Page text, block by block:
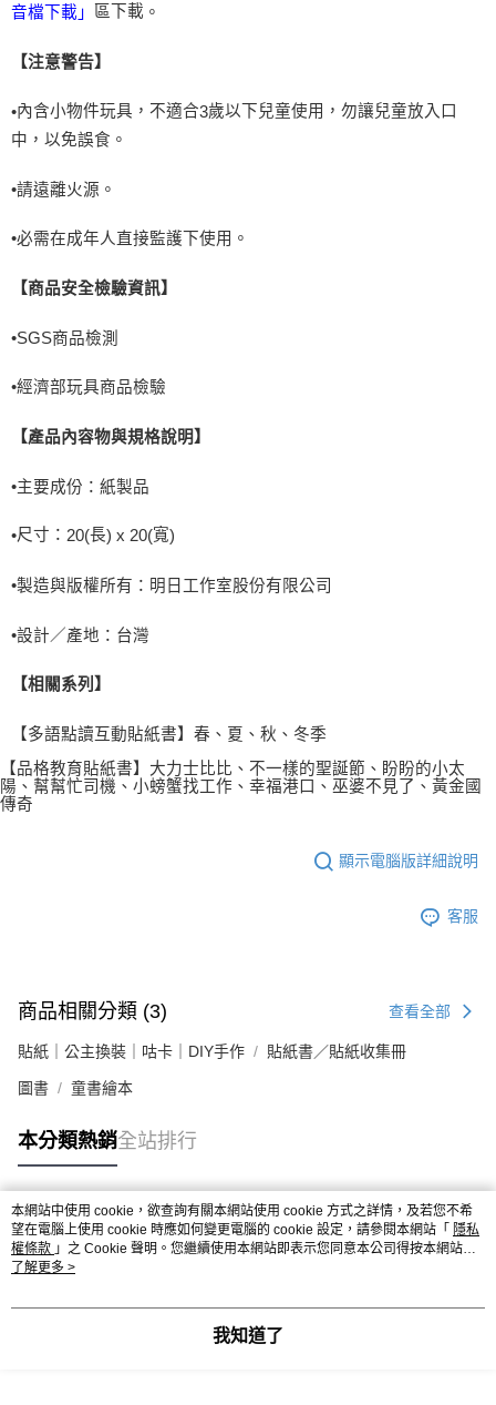
音檔下載」
區下載 。
【注意警告】
•內含小物件玩具，不適合3歲以下兒童使用，勿讓兒童放入口
中，以免誤食。
•請遠離火源。
•必需在成年人直接監護下使用。
【商品安全檢驗資訊】
•SGS商品檢測
•經濟部玩具商品檢驗
【產品內容物與規格說明】
•主要成份：紙製品
•尺寸： 20(長) x 20(寬)
•製造與版權所有：明日工作室股份有限公司
•設計／產地：台灣
【相關系列】
【多語點讀互動貼紙書】春、夏、秋、冬季
【品格教育貼紙書】大力士比比、不一樣的聖誕節、盼盼的小太
陽、幫幫忙司機、小螃蟹找工作、幸福港口、巫婆不見了、黃金國
傳奇
顯示電腦版詳細說明
客服
商品相關分類 (3) 查看全部
貼紙｜公主換裝｜咕卡｜DIY手作 貼紙書／貼紙收集冊
圖書 童書繪本
本分類熱銷全站排行
熱門標籤
本網站中使用 cookie，欲查詢有關本網站使用 cookie 方式之詳情，及若您不希
望在電腦上使用 cookie 時應如何變更電腦的 cookie 設定，請參閱本網站「 隱私
權條款 」之 Cookie 聲明。您繼續使用本網站即表示您同意本公司得按本網站使
用條款之 Cookie 聲明使用 cookie。
了解更多 >
我知道了